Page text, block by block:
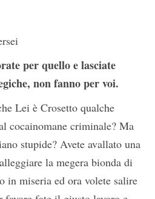
per quello e lasciate
non fanno per voi.
Lei è Crosetto qualche
cocainomane criminale? Ma
stupide? Avete avallato una
la megera bionda di
in miseria ed ora volete salire